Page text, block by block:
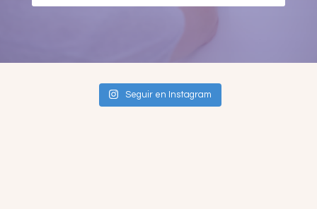
Seguir en Instagram